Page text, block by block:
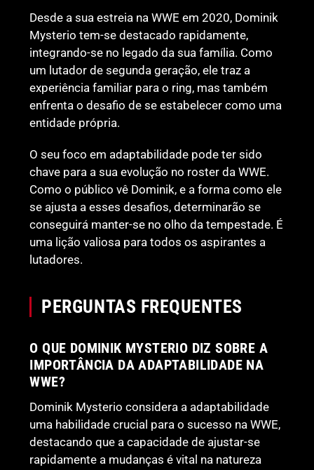
Desde a sua estreia na WWE em 2020, Dominik
Mysterio tem-se destacado rapidamente,
integrando-se no legado da sua família. Como
um lutador de segunda geração, ele traz a
experiência familiar para o ring, mas também
enfrenta o desafio de se estabelecer como uma
entidade própria.
O seu foco em adaptabilidade pode ter sido
chave para a sua evolução no roster da WWE.
Como o público vê Dominik, e a forma como ele
se ajusta a esses desafios, determinarão se
conseguirá manter-se no olho da tempestade. É
uma lição valiosa para todos os aspirantes a
lutadores.
PERGUNTAS FREQUENTES
O QUE DOMINIK MYSTERIO DIZ SOBRE A
IMPORTÂNCIA DA ADAPTABILIDADE NA
WWE?
Dominik Mysterio considera a adaptabilidade
uma habilidade crucial para o sucesso na WWE,
destacando que a capacidade de ajustar-se
rapidamente a mudanças é vital na natureza